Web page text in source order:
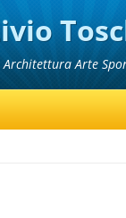
Architettura Arte